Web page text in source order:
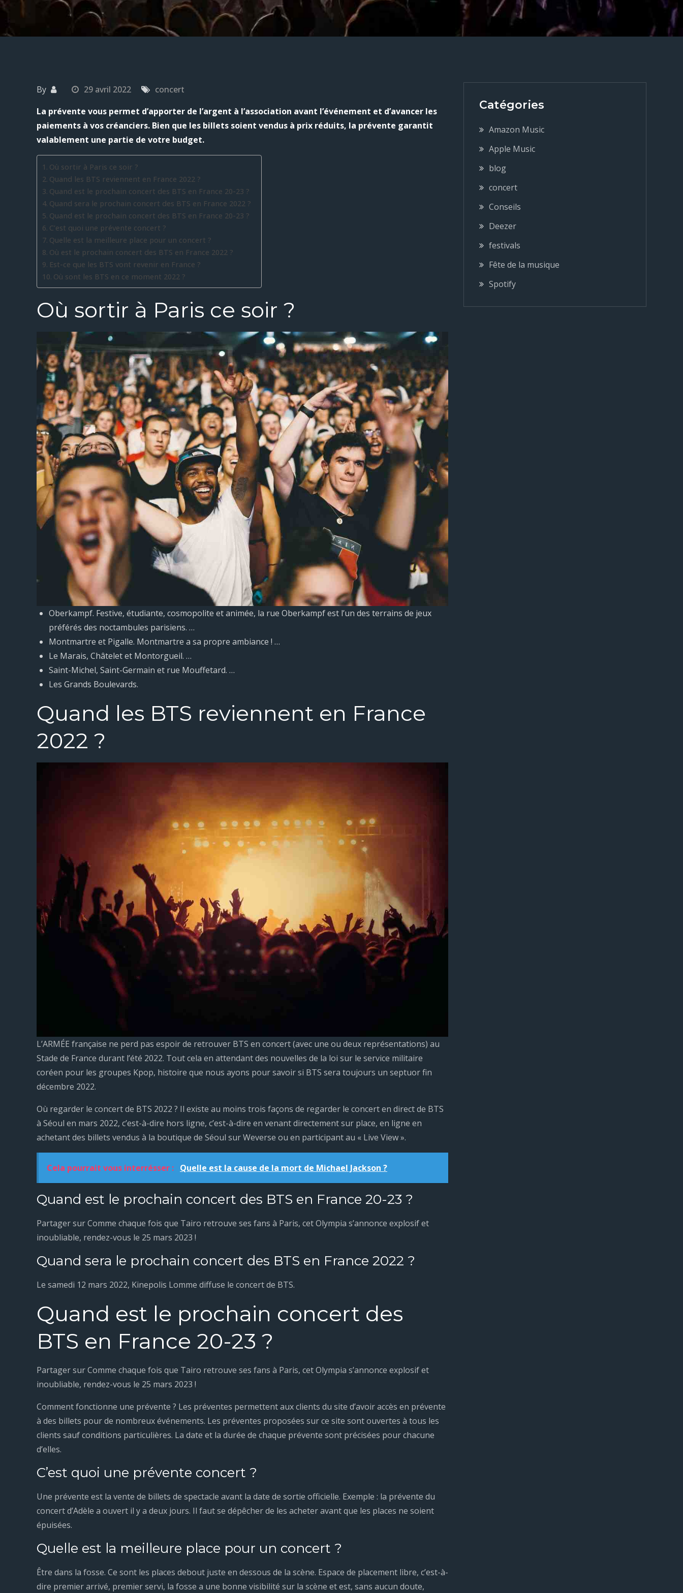
By 29 avril 2022
concert
La prévente vous permet d’apporter de l’argent à l’association avant l’événement et d’avancer les
paiements à vos créanciers. Bien que les billets soient vendus à prix réduits, la prévente garantit
valablement une partie de votre budget.
Où sortir à Paris ce soir ?
Quand les BTS reviennent en France 2022 ?
Quand est le prochain concert des BTS en France 20-23 ?
Quand sera le prochain concert des BTS en France 2022 ?
Quand est le prochain concert des BTS en France 20-23 ?
C’est quoi une prévente concert ?
Quelle est la meilleure place pour un concert ?
Où est le prochain concert des BTS en France 2022 ?
Est-ce que les BTS vont revenir en France ?
Où sont les BTS en ce moment 2022 ?
Où sortir à Paris ce soir ?
Oberkampf. Festive, étudiante, cosmopolite et animée, la rue Oberkampf est l’un des terrains de jeux
préférés des noctambules parisiens. …
Montmartre et Pigalle. Montmartre a sa propre ambiance ! …
Le Marais, Châtelet et Montorgueil. …
Saint-Michel, Saint-Germain et rue Mouffetard. …
Les Grands Boulevards.
Quand les BTS reviennent en France
2022 ?
L’ARMÉE française ne perd pas espoir de retrouver BTS en concert (avec une ou deux représentations) au
Stade de France durant l’été 2022. Tout cela en attendant des nouvelles de la loi sur le service militaire
coréen pour les groupes Kpop, histoire que nous ayons pour savoir si BTS sera toujours un septuor fin
décembre 2022.
Où regarder le concert de BTS 2022 ? Il existe au moins trois façons de regarder le concert en direct de BTS
à Séoul en mars 2022, c’est-à-dire hors ligne, c’est-à-dire en venant directement sur place, en ligne en
achetant des billets vendus à la boutique de Séoul sur Weverse ou en participant au « Live View ».
Cela pourrait vous interrésser : Quelle est la cause de la mort de Michael Jackson ?
Quand est le prochain concert des BTS en France 20-23 ?
Partager sur Comme chaque fois que Tairo retrouve ses fans à Paris, cet Olympia s’annonce explosif et
inoubliable, rendez-vous le 25 mars 2023 !
Quand sera le prochain concert des BTS en France 2022 ?
Le samedi 12 mars 2022, Kinepolis Lomme diffuse le concert de BTS.
Quand est le prochain concert des
BTS en France 20-23 ?
Partager sur Comme chaque fois que Tairo retrouve ses fans à Paris, cet Olympia s’annonce explosif et
inoubliable, rendez-vous le 25 mars 2023 !
Comment fonctionne une prévente ? Les préventes permettent aux clients du site d’avoir accès en prévente
à des billets pour de nombreux événements. Les préventes proposées sur ce site sont ouvertes à tous les
clients sauf conditions particulières. La date et la durée de chaque prévente sont précisées pour chacune
d’elles.
C’est quoi une prévente concert ?
Une prévente est la vente de billets de spectacle avant la date de sortie officielle. Exemple : la prévente du
concert d’Adèle a ouvert il y a deux jours. Il faut se dépêcher de les acheter avant que les places ne soient
épuisées.
Quelle est la meilleure place pour un concert ?
Être dans la fosse. Ce sont les places debout juste en dessous de la scène. Espace de placement libre, c’est-à-
dire premier arrivé, premier servi, la fosse a une bonne visibilité sur la scène et est, sans aucun doute,
Catégories
Amazon Music
Apple Music
blog
concert
Conseils
Deezer
festivals
Fête de la musique
Spotify